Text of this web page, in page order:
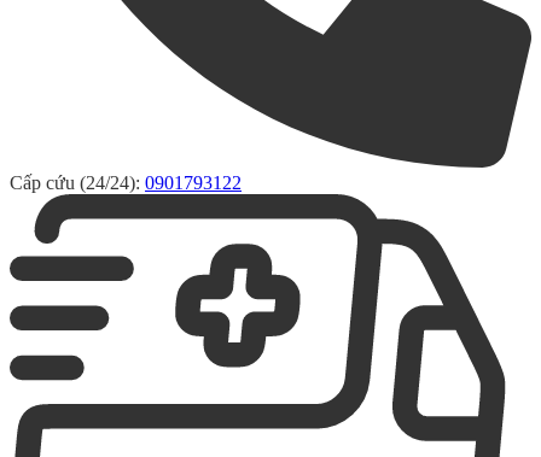
Cấp cứu (24/24): 0901793122